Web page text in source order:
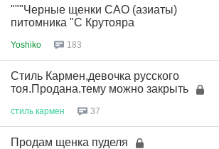
"""Черные щенки САО (азиаты)
питомника "С Крутояра
Yoshiko 183
Стиль Кармен,девочка русского
тоя.Продана.тему можно закрыть
стиль кармен 37
Продам щенка пуделя